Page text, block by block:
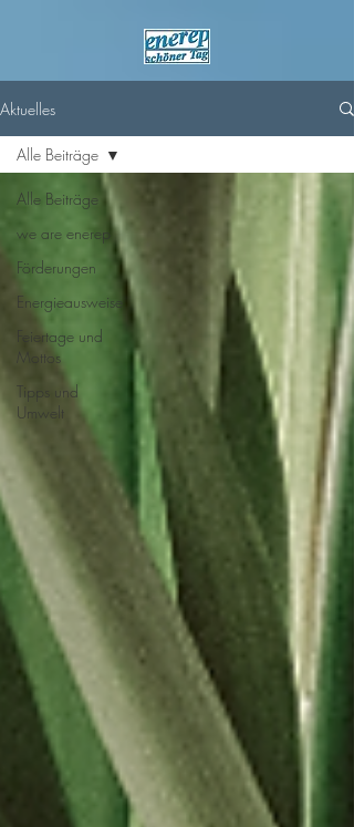
Aktuelles
Alle Beiträge
we are enerep
Förderungen
Energieausweise
Feiertage und
Mottos
Tipps und
Umwelt
Alle Beiträge